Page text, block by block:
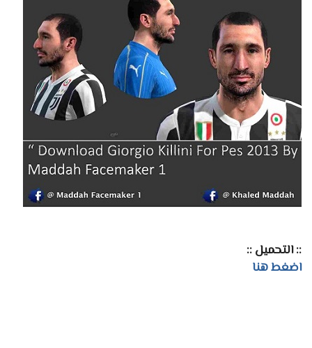
:: التحميل ::
اضغط هنا